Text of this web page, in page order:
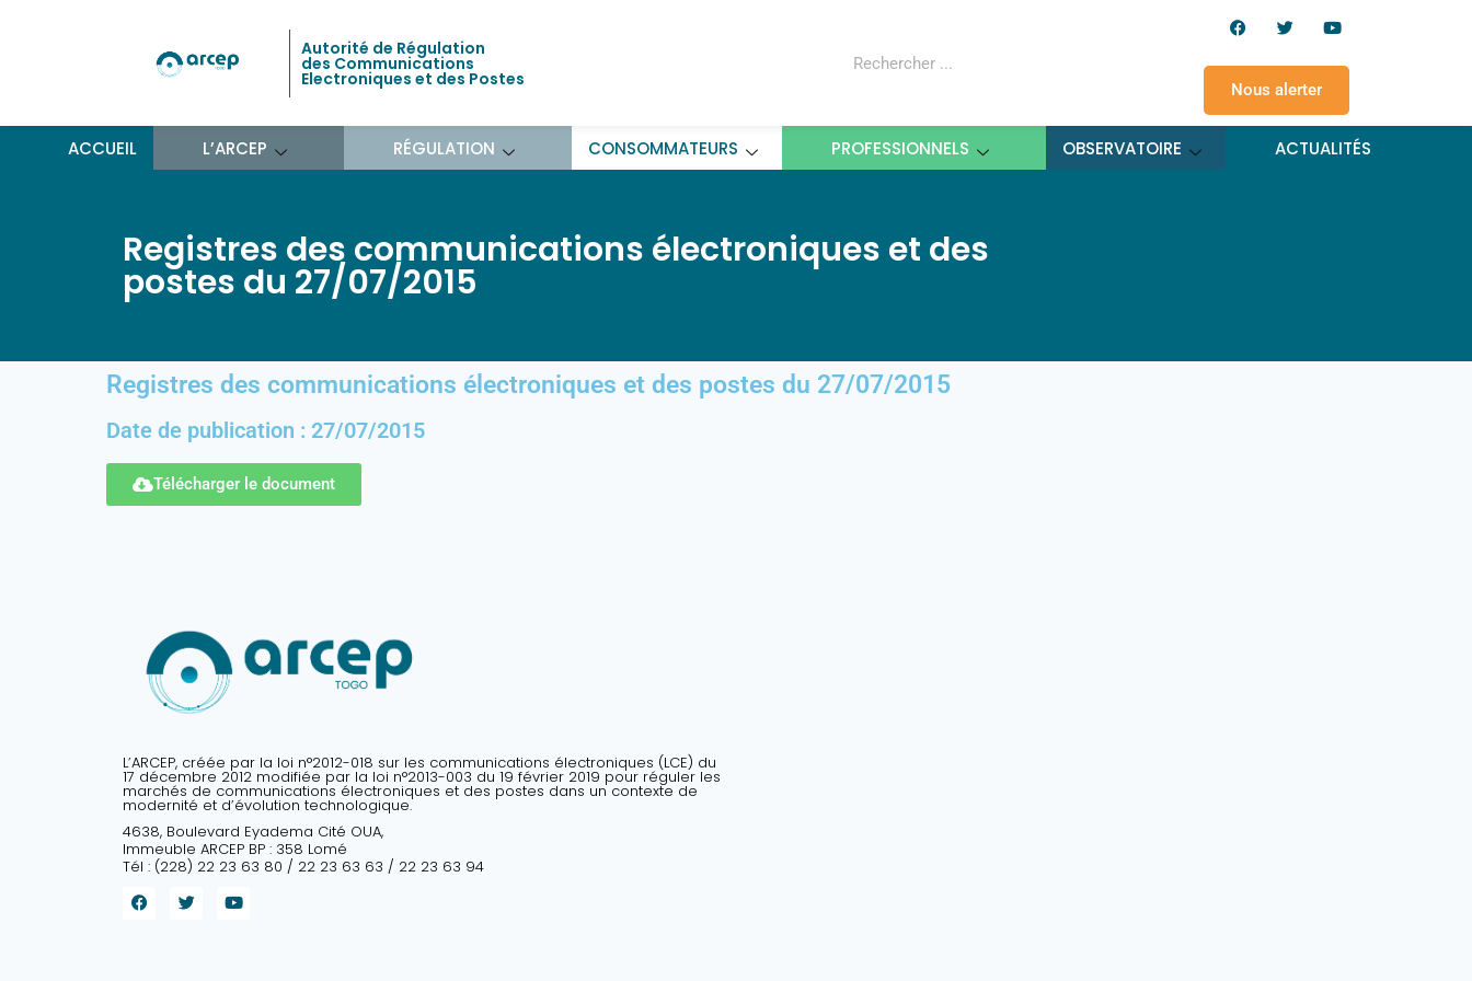
Autorité de Régulation
des Communications
Electroniques et des Postes
Nous alerter
ACCUEIL L’ARCEP RÉGULATION CONSOMMATEURS PROFESSIONNELS OBSERVATOIRE ACTUALITÉS
Registres des communications électroniques et des
postes du 27/07/2015
Registres des communications électroniques et des postes du 27/07/2015
Date de publication : 27/07/2015
Télécharger le document
L’ARCEP, créée par la loi n°2012-018 sur les communications électroniques (LCE) du
17 décembre 2012 modifiée par la loi n°2013-003 du 19 février 2019 pour réguler les
marchés de communications électroniques et des postes dans un contexte de
modernité et d’évolution technologique.
4638, Boulevard Eyadema Cité OUA,
Immeuble ARCEP BP : 358 Lomé
Tél : (228) 22 23 63 80 / 22 23 63 63 / 22 23 63 94